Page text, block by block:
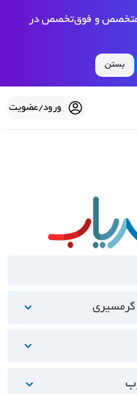
متخصص و فوق‌تخصص در
بستن
ورود/عضویت
گرمسیری